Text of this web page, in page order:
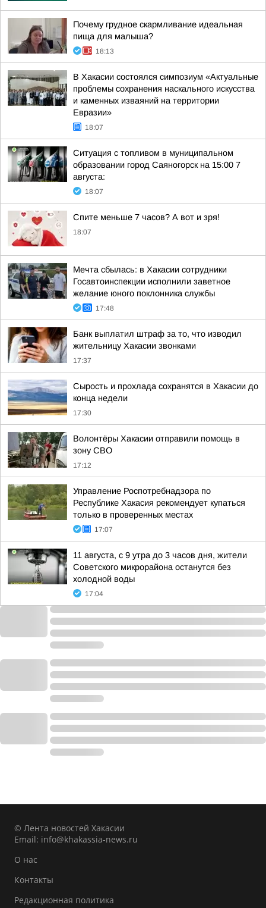
Почему грудное скармливание идеальная
пища для малыша?
18:13
В Хакасии состоялся симпозиум «Актуальные
проблемы сохранения наскального искусства
и каменных изваяний на территории
Евразии»
18:07
Ситуация с топливом в муниципальном
образовании город Саяногорск на 15:00 7
августа:
18:07
Спите меньше 7 часов? А вот и зря!
18:07
Мечта сбылась: в Хакасии сотрудники
Госавтоинспекции исполнили заветное
желание юного поклонника службы
17:48
Банк выплатил штраф за то, что изводил
жительницу Хакасии звонками
17:37
Сырость и прохлада сохранятся в Хакасии до
конца недели
17:30
Волонтёры Хакасии отправили помощь в
зону СВО
17:12
Управление Роспотребнадзора по
Республике Хакасия рекомендует купаться
только в проверенных местах
17:07
11 августа, с 9 утра до 3 часов дня, жители
Советского микрорайона останутся без
холодной воды
17:04
© Лента новостей Хакасии
Email: info@khakassia-news.ru
О нас
Контакты
Редакционная политика